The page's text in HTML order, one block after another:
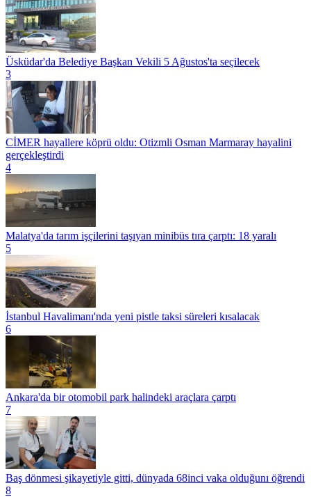
Üsküdar'da Belediye Başkan Vekili 5 Ağustos'ta seçilecek
3
CİMER hayallere köprü oldu: Otizmli Osman Marmaray hayalini
gerçekleştirdi
4
Malatya'da tarım işçilerini taşıyan minibüs tıra çarptı: 18 yaralı
5
İstanbul Havalimanı'nda yeni pistle taksi süreleri kısalacak
6
Ankara'da bir otomobil park halindeki araçlara çarptı
7
Baş dönmesi şikayetiyle gitti, dünyada 68inci vaka olduğunı öğrendi
8